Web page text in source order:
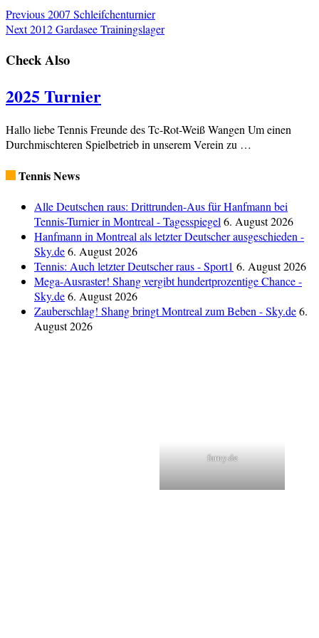
Previous2007 Schleifchenturnier
Next2012 Gardasee Trainingslager
Check Also
2025 Turnier
Hallo liebe Tennis Freunde des Tc-Rot-Weiß Wangen Um einen
Durchmischteren Spielbetrieb in unserem Verein zu …
Tennis News
Alle Deutschen raus: Drittrunden-Aus für Hanfmann bei
Tennis-Turnier in Montreal - Tagesspiegel 6. August 2026
Hanfmann in Montreal als letzter Deutscher ausgeschieden -
Sky.de6. August 2026
Tennis: Auch letzter Deutscher raus - Sport1 6. August 2026
Mega-Ausraster! Shang vergibt hundertprozentige Chance -
Sky.de6. August 2026
Zauberschlag! Shang bringt Montreal zum Beben - Sky.de6.
August 2026
farny.de